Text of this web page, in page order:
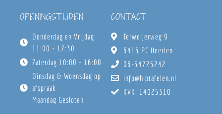
OPENINGSTIJDEN
Donderdag en Vrijdag
11:00 - 17:30
Zaterdag 10:00 - 16:00
Dinsdag & Woensdag op
afspraak
Maandag Gesloten
CONTACT
Terweijerweg 9
6413 PC Heerlen
06-54725242
info@hiptafelen.nl
KVK: 14025310